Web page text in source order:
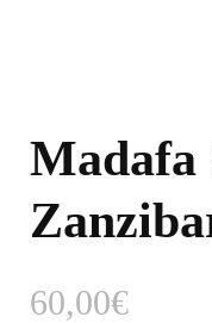
Madafa
60,00€